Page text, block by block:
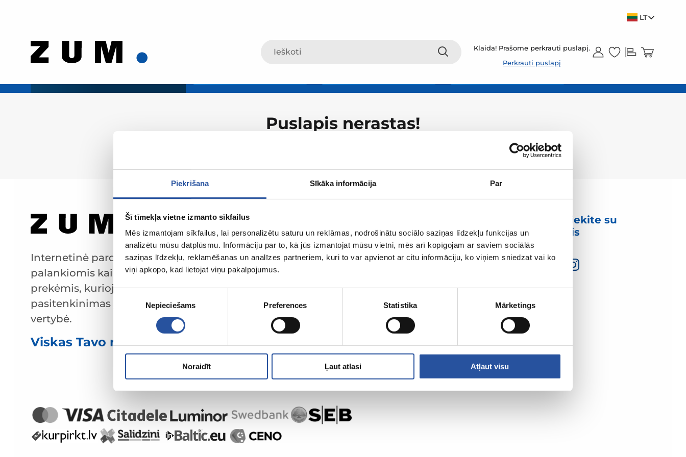
Piekrišana Sīkāka informācija Par
Šī tīmekļa vietne izmanto sīkfailus
Mēs izmantojam sīkfailus, lai personalizētu saturu un reklāmas, nodrošinātu sociālo saziņas līdzekļu funkcijas un
analizētu mūsu datplūsmu. Informāciju par to, kā jūs izmantojat mūsu vietni, mēs arī kopīgojam ar saviem sociālās
saziņas līdzekļu, reklamēšanas un analīzes partneriem, kuri to var apvienot ar citu informāciju, ko viņiem sniedzat vai ko
viņi apkopo, kad lietojat viņu pakalpojumus.
Piekrišanas
Nepieciešams Preferences Statistika Mārketings
Noraidīt Ļaut atlasi Atļaut visu
LT
Klaida! Prašome perkrauti puslapį.
Perkrauti puslapį
Puslapis nerastas!
Internetinė parduotuvė su
palankiomis kainomis ir kokybiškomis
prekėmis, kurioje klientų
pasitenkinimas yra mūsų pagrindinė
vertybė.
Viskas Tavo namams ir sodui!
Susisiekite su
mumis